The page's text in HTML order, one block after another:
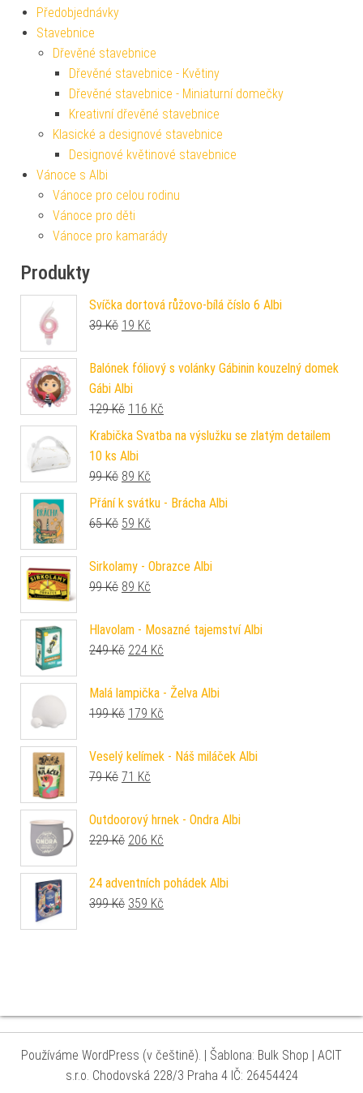
Předobjednávky
Stavebnice
Dřevěné stavebnice
Dřevěné stavebnice - Květiny
Dřevěné stavebnice - Miniaturní domečky
Kreativní dřevěné stavebnice
Klasické a designové stavebnice
Designové květinové stavebnice
Vánoce s Albi
Vánoce pro celou rodinu
Vánoce pro děti
Vánoce pro kamarády
Produkty
Svíčka dortová růžovo-bílá číslo 6 Albi
39Kč Původní cena byla: 39 Kč.
19 Kč
Balónek fóliový s volánky Gábinin kouzelný domek
Gábi Albi
129Kč Původní cena byla: 129 Kč.
116 Kč
Krabička Svatba na výslužku se zlatým detailem
10 ks Albi
99Kč Původní cena byla: 99 Kč.
89 Kč
Přání k svátku - Brácha Albi
65Kč Původní cena byla: 65 Kč.
59 Kč
Sirkolamy - Obrazce Albi
99Kč Původní cena byla: 99 Kč.
89 Kč
Hlavolam - Mosazné tajemství Albi
249Kč Původní cena byla: 249 Kč.
224 Kč
Malá lampička - Želva Albi
199Kč Původní cena byla: 199 Kč.
179 Kč
Veselý kelímek - Náš miláček Albi
79Kč Původní cena byla: 79 Kč.
71 Kč
Outdoorový hrnek - Ondra Albi
229Kč Původní cena byla: 229 Kč.
206 Kč
24 adventních pohádek Albi
399Kč Původní cena byla: 399 Kč.
359 Kč
Používáme WordPress (v češtině). Šablona: Bulk Shop
| ACIT
s.r.o. Chodovská 228/3 Praha 4 IČ: 26454424